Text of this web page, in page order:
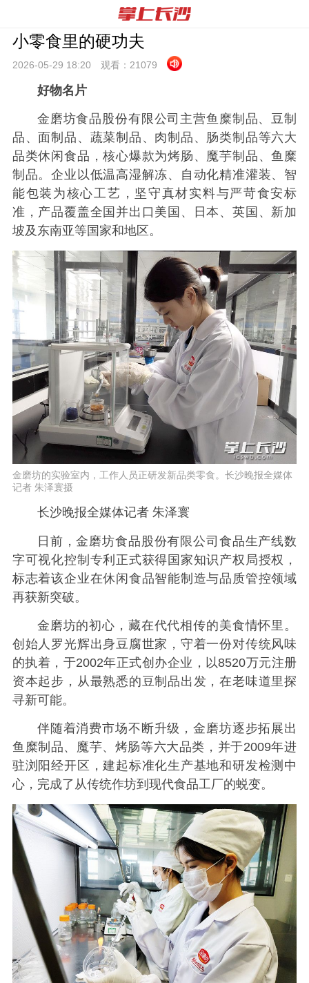
小零食里的硬功夫
2026-05-29 18:20 观看： 21079
好物名片
金磨坊食品股份有限公司主营鱼糜制品、豆制
品、面制品、蔬菜制品、肉制品、肠类制品等六大
品类休闲食品，核心爆款为烤肠、魔芋制品、鱼糜
制品。企业以低温高湿解冻、自动化精准灌装、智
能包装为核心工艺，坚守真材实料与严苛食安标
准，产品覆盖全国并出口美国、日本、英国、新加
坡及东南亚等国家和地区。
金磨坊的实验室内，工作人员正研发新品类零食。长沙晚报全媒体
记者 朱泽寰摄
长沙晚报全媒体记者 朱泽寰
日前，金磨坊食品股份有限公司食品生产线数
字可视化控制专利正式获得国家知识产权局授权，
标志着该企业在休闲食品智能制造与品质管控领域
再获新突破。
金磨坊的初心，藏在代代相传的美食情怀里。
创始人罗光辉出身豆腐世家，守着一份对传统风味
的执着，于2002年正式创办企业，以8520万元注册
资本起步，从最熟悉的豆制品出发，在老味道里探
寻新可能。
伴随着消费市场不断升级，金磨坊逐步拓展出
鱼糜制品、魔芋、烤肠等六大品类，并于2009年进
驻浏阳经开区，建起标准化生产基地和研发检测中
心，完成了从传统作坊到现代食品工厂的蜕变。